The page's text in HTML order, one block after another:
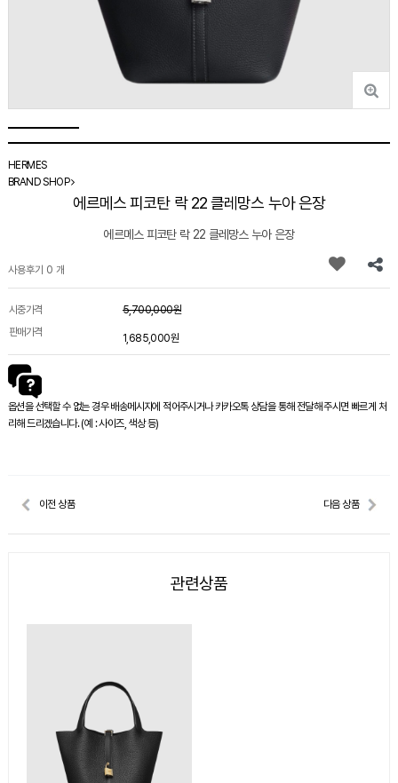
HERMES
BRAND SHOP
에르메스 피코탄 락 22 클레망스 누아 은장
에르메스 피코탄 락 22 클레망스 누아 은장
사용후기 0 개
시중가격
5,700,000원
판매가격
1,685,000원
옵션을 선택할 수 없는 경우 배송메시지에 적어주시거나 카카오톡 상담을 통해 전달해 주시면 빠르게 처
리해 드리겠습니다. (예 : 사이즈, 색상 등)
이전 상품 다음 상품
관련상품